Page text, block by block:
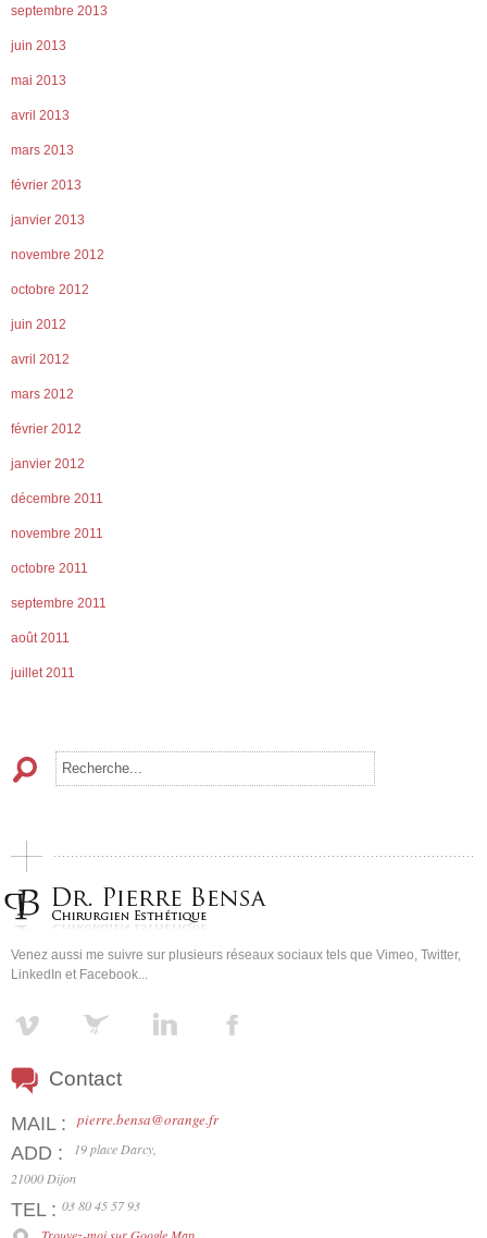
septembre 2013
juin 2013
mai 2013
avril 2013
mars 2013
février 2013
janvier 2013
novembre 2012
octobre 2012
juin 2012
avril 2012
mars 2012
février 2012
janvier 2012
décembre 2011
novembre 2011
octobre 2011
septembre 2011
août 2011
juillet 2011
Venez aussi me suivre sur plusieurs réseaux sociaux tels que Vimeo, Twitter,
LinkedIn et Facebook...
Contact
MAIL :pierre.bensa@orange.fr
ADD :
19 place Darcy,
21000 Dijon
TEL : 03 80 45 57 93
Trouvez-moi sur Google Map